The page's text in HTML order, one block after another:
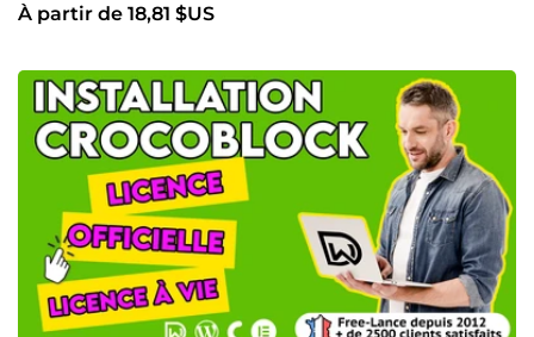
À partir de 18,81 $US